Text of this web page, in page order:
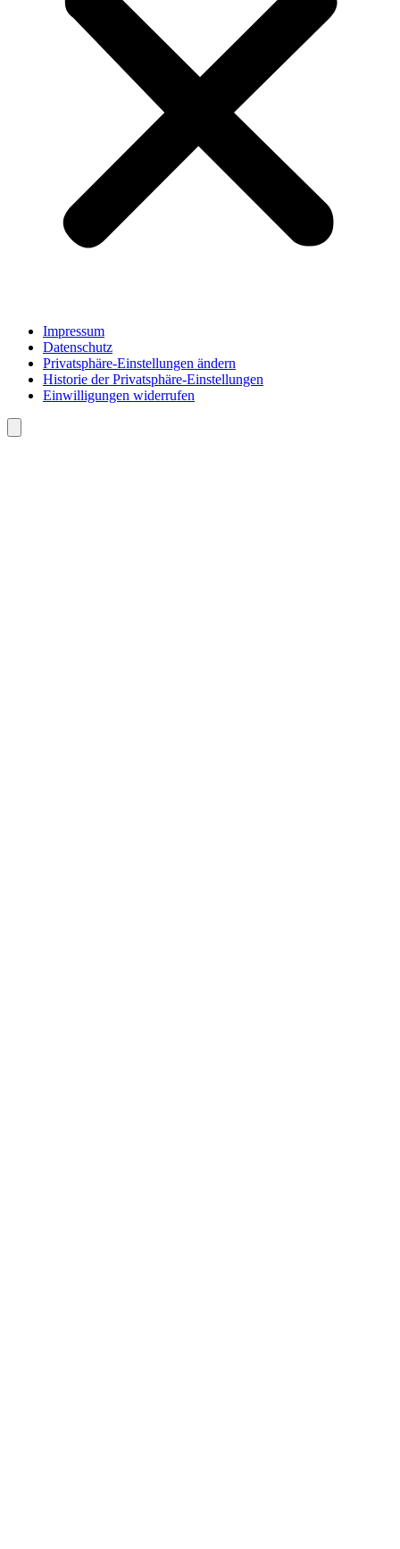
Impressum
Datenschutz
Privatsphäre-Einstellungen ändern
Historie der Privatsphäre-Einstellungen
Einwilligungen widerrufen